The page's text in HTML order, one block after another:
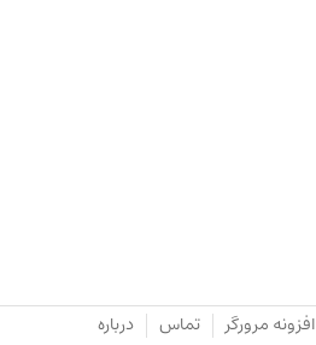
افزونه مرورگر تماس درباره